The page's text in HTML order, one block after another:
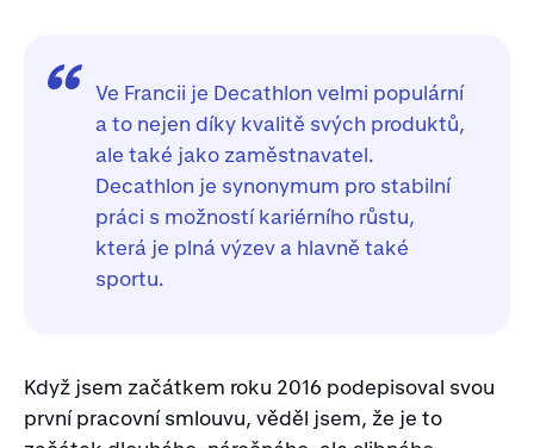
Ve Francii je Decathlon velmi populární
a to nejen díky kvalitě svých produktů,
ale také jako zaměstnavatel.
Decathlon je synonymum pro stabilní
práci s možností kariérního růstu,
která je plná výzev a hlavně také
sportu.
Když jsem začátkem roku 2016 podepisoval svou
první pracovní smlouvu, věděl jsem, že je to